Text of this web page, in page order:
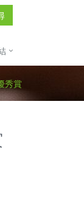
秀賞